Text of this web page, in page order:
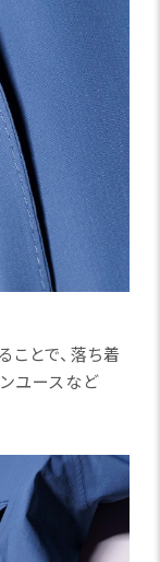
ことで、落ち着
ユースなど